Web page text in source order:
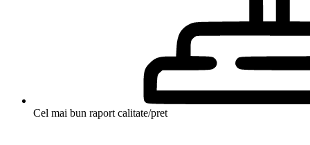
Cel mai bun raport calitate/pret